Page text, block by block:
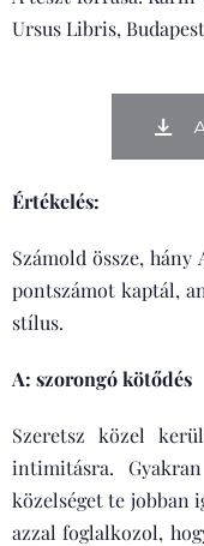
Ursus Libris,
Értékelés:
Számold össze,
pontszámot kaptál,
stílus.
A: szorongó kötődés
Szeretsz közel
intimitásra.
közelséget te jobban
azzal foglalkozol,